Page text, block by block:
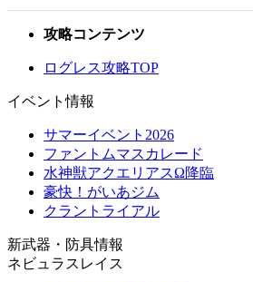
攻略コンテンツ
ログレス攻略TOP
イベント情報
サマーイベント2026
ファントムマスカレード
水神獣アクエリアスΩ降臨
豪快！がいあジム
クラントライアル
新武器・防具情報
ネビュラスレイス